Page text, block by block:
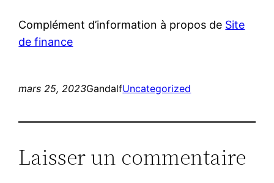
Complément d’information à propos de Site
de finance
mars 25, 2023GandalfUncategorized
Laisser un commentaire